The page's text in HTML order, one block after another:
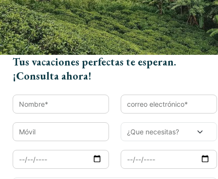
Email*
Móvil
Llegada
Tus vacaciones perfectas te esperan.
¡Consulta ahora!